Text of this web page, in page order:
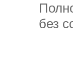
без